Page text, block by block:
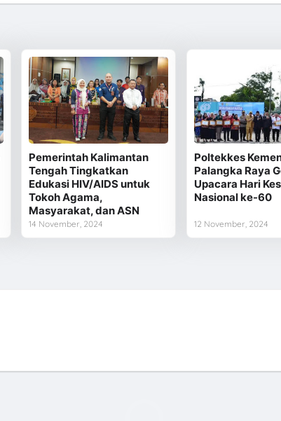
Pemerintah Kalimantan
Tengah Tingkatkan
Edukasi HIV/AIDS untuk
Tokoh Agama,
Masyarakat, dan ASN
14 November, 2024
Poltekkes
Palangka Raya
Upacara Hari
Nasional ke-60
12 November, 2024